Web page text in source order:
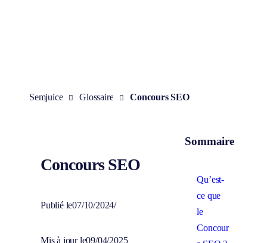
Semjuice Glossaire Concours SEO
Concours SEO
Publié le07/10/2024/
Mis à jour le09/04/2025
Sommaire
Qu’est-
ce que
le
Concour